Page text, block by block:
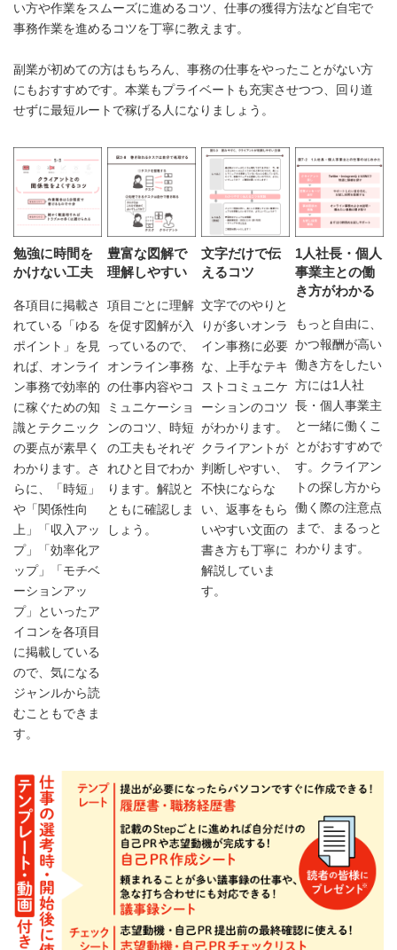
い方や作業をスムーズに進めるコツ、仕事の獲得方法など自宅で
事務作業を進めるコツを丁寧に教えます。
副業が初めての方はもちろん、事務の仕事をやったことがない方
にもおすすめです。本業もプライベートも充実させつつ、回り道
せずに最短ルートで稼げる人になりましょう。
勉強に時間を
かけない工夫
各項目に掲載さ
れている「ゆる
ポイント」を見
れば、オンライ
ン事務で効率的
に稼ぐための知
識とテクニック
の要点が素早く
わかります。さ
らに、「時短」
や「関係性向
上」「収入アッ
プ」「効率化ア
ップ」「モチベ
ーションアッ
プ」といったア
イコンを各項目
に掲載している
ので、気になる
ジャンルから読
むこともできま
す。
豊富な図解で
理解しやすい
項目ごとに理解
を促す図解が入
っているので、
オンライン事務
の仕事内容やコ
ミュニケーショ
ンのコツ、時短
の工夫もそれぞ
れひと目でわか
ります。解説と
ともに確認しま
しょう。
文字だけで伝
えるコツ
文字でのやりと
りが多いオンラ
イン事務に必要
な、上手なテキ
ストコミュニケ
ーションのコツ
がわかります。
クライアントが
判断しやすい、
不快にならな
い、返事をもら
いやすい文面の
書き方も丁寧に
解説していま
す。
1人社長・個人
事業主との働
き方がわかる
もっと自由に、
かつ報酬が高い
働き方をしたい
方には1人社
長・個人事業主
と一緒に働くこ
とがおすすめで
す。クライアン
トの探し方から
働く際の注意点
まで、まるっと
わかります。